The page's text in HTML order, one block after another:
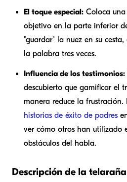
El toque especial: Coloca
objetivo en la parte inferior
"guardar" la nuez en su
la palabra tres veces.
Influencia de los testimonios:
descubierto que gamificar el
manera reduce la frustración.
historias de éxito de padres
ver cómo otros han utilizado
obstáculos del habla.
Descripción de la telaraña